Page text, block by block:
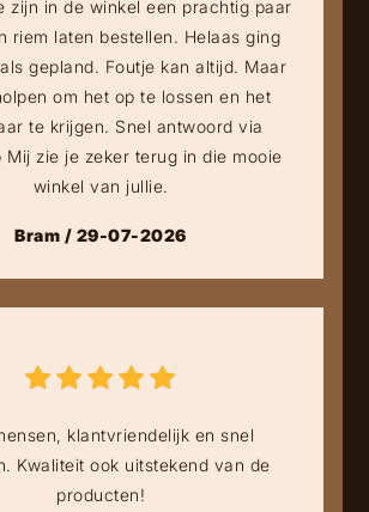
zijn in de winkel een prachtig paar
riem laten bestellen. Helaas ging
gepland. Foutje kan altijd. Maar
om het op te lossen en het
te krijgen. Snel antwoord via
Mij zie je zeker terug in die mooie
winkel van jullie.
Bram / 29-07-2026
klantvriendelijk en snel
Kwaliteit ook uitstekend van de
producten!